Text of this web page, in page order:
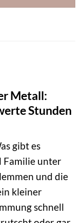
Metall:
Stunden
gibt es
Familie unter
und die
kleiner
schnell